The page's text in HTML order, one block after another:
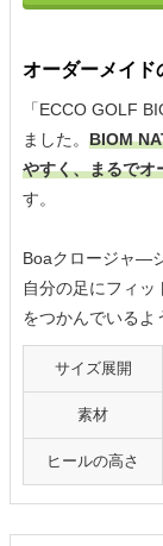
オーダーメイド
「ECCO GOLF
ました。 BIOM
やすく、まるでオ
す。
Boaクロージャ―
自分の足にフィ
をつかんでいるよ
サイズ展開
素材
ヒールの高さ